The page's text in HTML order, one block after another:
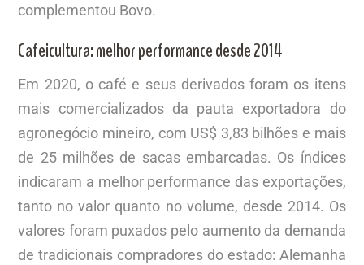
complementou Bovo.
Cafeicultura: melhor performance desde 2014
Em 2020, o café e seus derivados foram os itens
mais comercializados da pauta exportadora do
agronegócio mineiro, com US$ 3,83 bilhões e mais
de 25 milhões de sacas embarcadas. Os índices
indicaram a melhor performance das exportações,
tanto no valor quanto no volume, desde 2014. Os
valores foram puxados pelo aumento da demanda
de tradicionais compradores do estado: Alemanha